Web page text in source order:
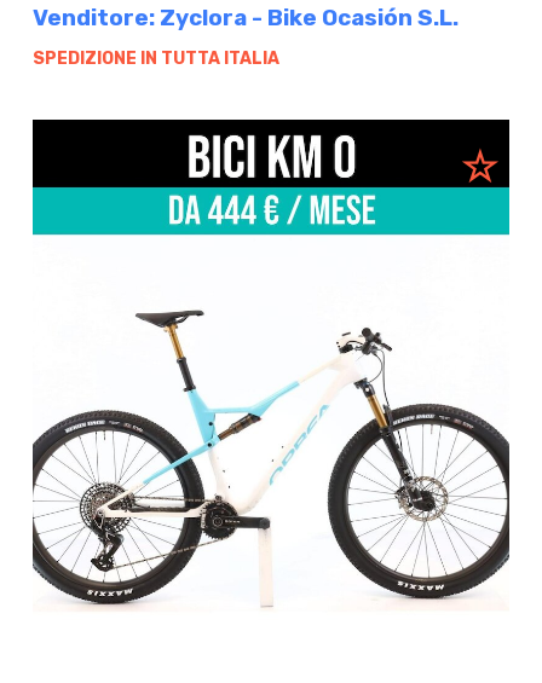
Venditore: Zyclora - Bike Ocasión S.L.
SPEDIZIONE IN TUTTA ITALIA